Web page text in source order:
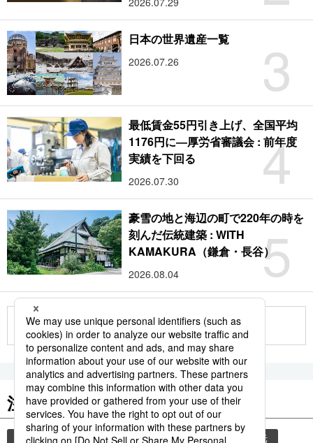
3
日本の世界遺産一覧
2026.07.26
4
最低賃金55円引き上げ、全国平均
1176円に―厚労省審議会 : 前年度
実績を下回る
2026.07.30
5
豪雪の地と海辺の町で220年の時を
刻んだ伝統建築 : WITH
KAMAKURA（鎌倉・長谷）
2026.08.04
もっと見る
注目のキーワード
共同通信ニュース 気象・災害 災害 観光